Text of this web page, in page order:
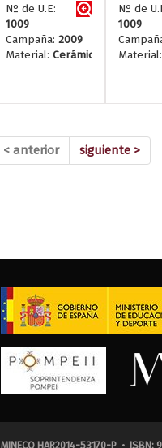
Nº de U.E:
1009
Campaña: 2009
Material: Cerámica
Nº de
1009
Material:
< anterior siguiente >
MINECO HAR2014-53170-P • ISBN: